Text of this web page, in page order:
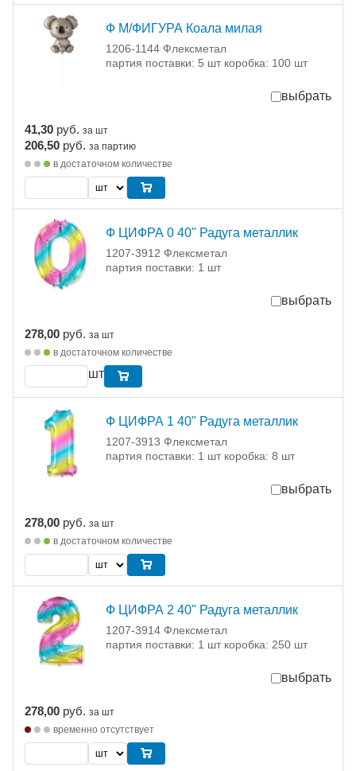
Ф М/ФИГУРА Коала милая
1206-1144 Флексметал
партия поставки: 5 шт коробка: 100 шт
выбрать
41,30 руб. за шт
206,50 руб. за партию
в достаточном количестве
Ф ЦИФРА 0 40" Радуга металлик
1207-3912 Флексметал
партия поставки: 1 шт
выбрать
278,00 руб. за шт
в достаточном количестве
шт
Ф ЦИФРА 1 40" Радуга металлик
1207-3913 Флексметал
партия поставки: 1 шт коробка: 8 шт
выбрать
278,00 руб. за шт
в достаточном количестве
Ф ЦИФРА 2 40" Радуга металлик
1207-3914 Флексметал
партия поставки: 1 шт коробка: 250 шт
выбрать
278,00 руб. за шт
временно отсутствует